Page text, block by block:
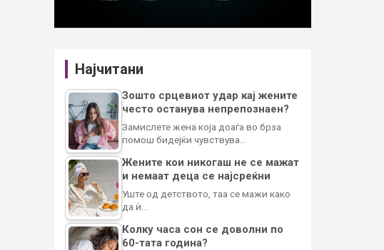
Најчитани
Зошто срцевиот удар кај жените
често останува непрепознаен?
Замислете жена која доаѓа во брза
помош бидејќи чувствува…
Жените кои никогаш не се мажат
и немаат деца се најсреќни
Уште од детството, таа се мажи како
да ѝ…
Колку часа сон се доволни по
60-тата година?